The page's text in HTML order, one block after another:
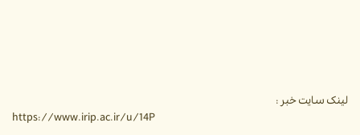
لینک سایت خبر :
https://www.irip.ac.ir/u/14P